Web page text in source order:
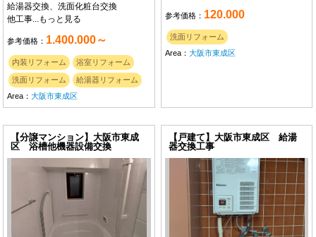
給湯器交換、洗面化粧台交換
他工事...もっと見る
参考価格： 1.400.000～
内装リフォーム 浴室リフォーム
洗面リフォーム
給湯器リフォーム
Area：大阪市東成区
参考価格： 120.000
洗面リフォーム
Area：大阪市東成区
【分譲マンション】大阪市東成
区 浴槽他機器設備交換
【戸建て】大阪市東成区 給湯
器交換工事